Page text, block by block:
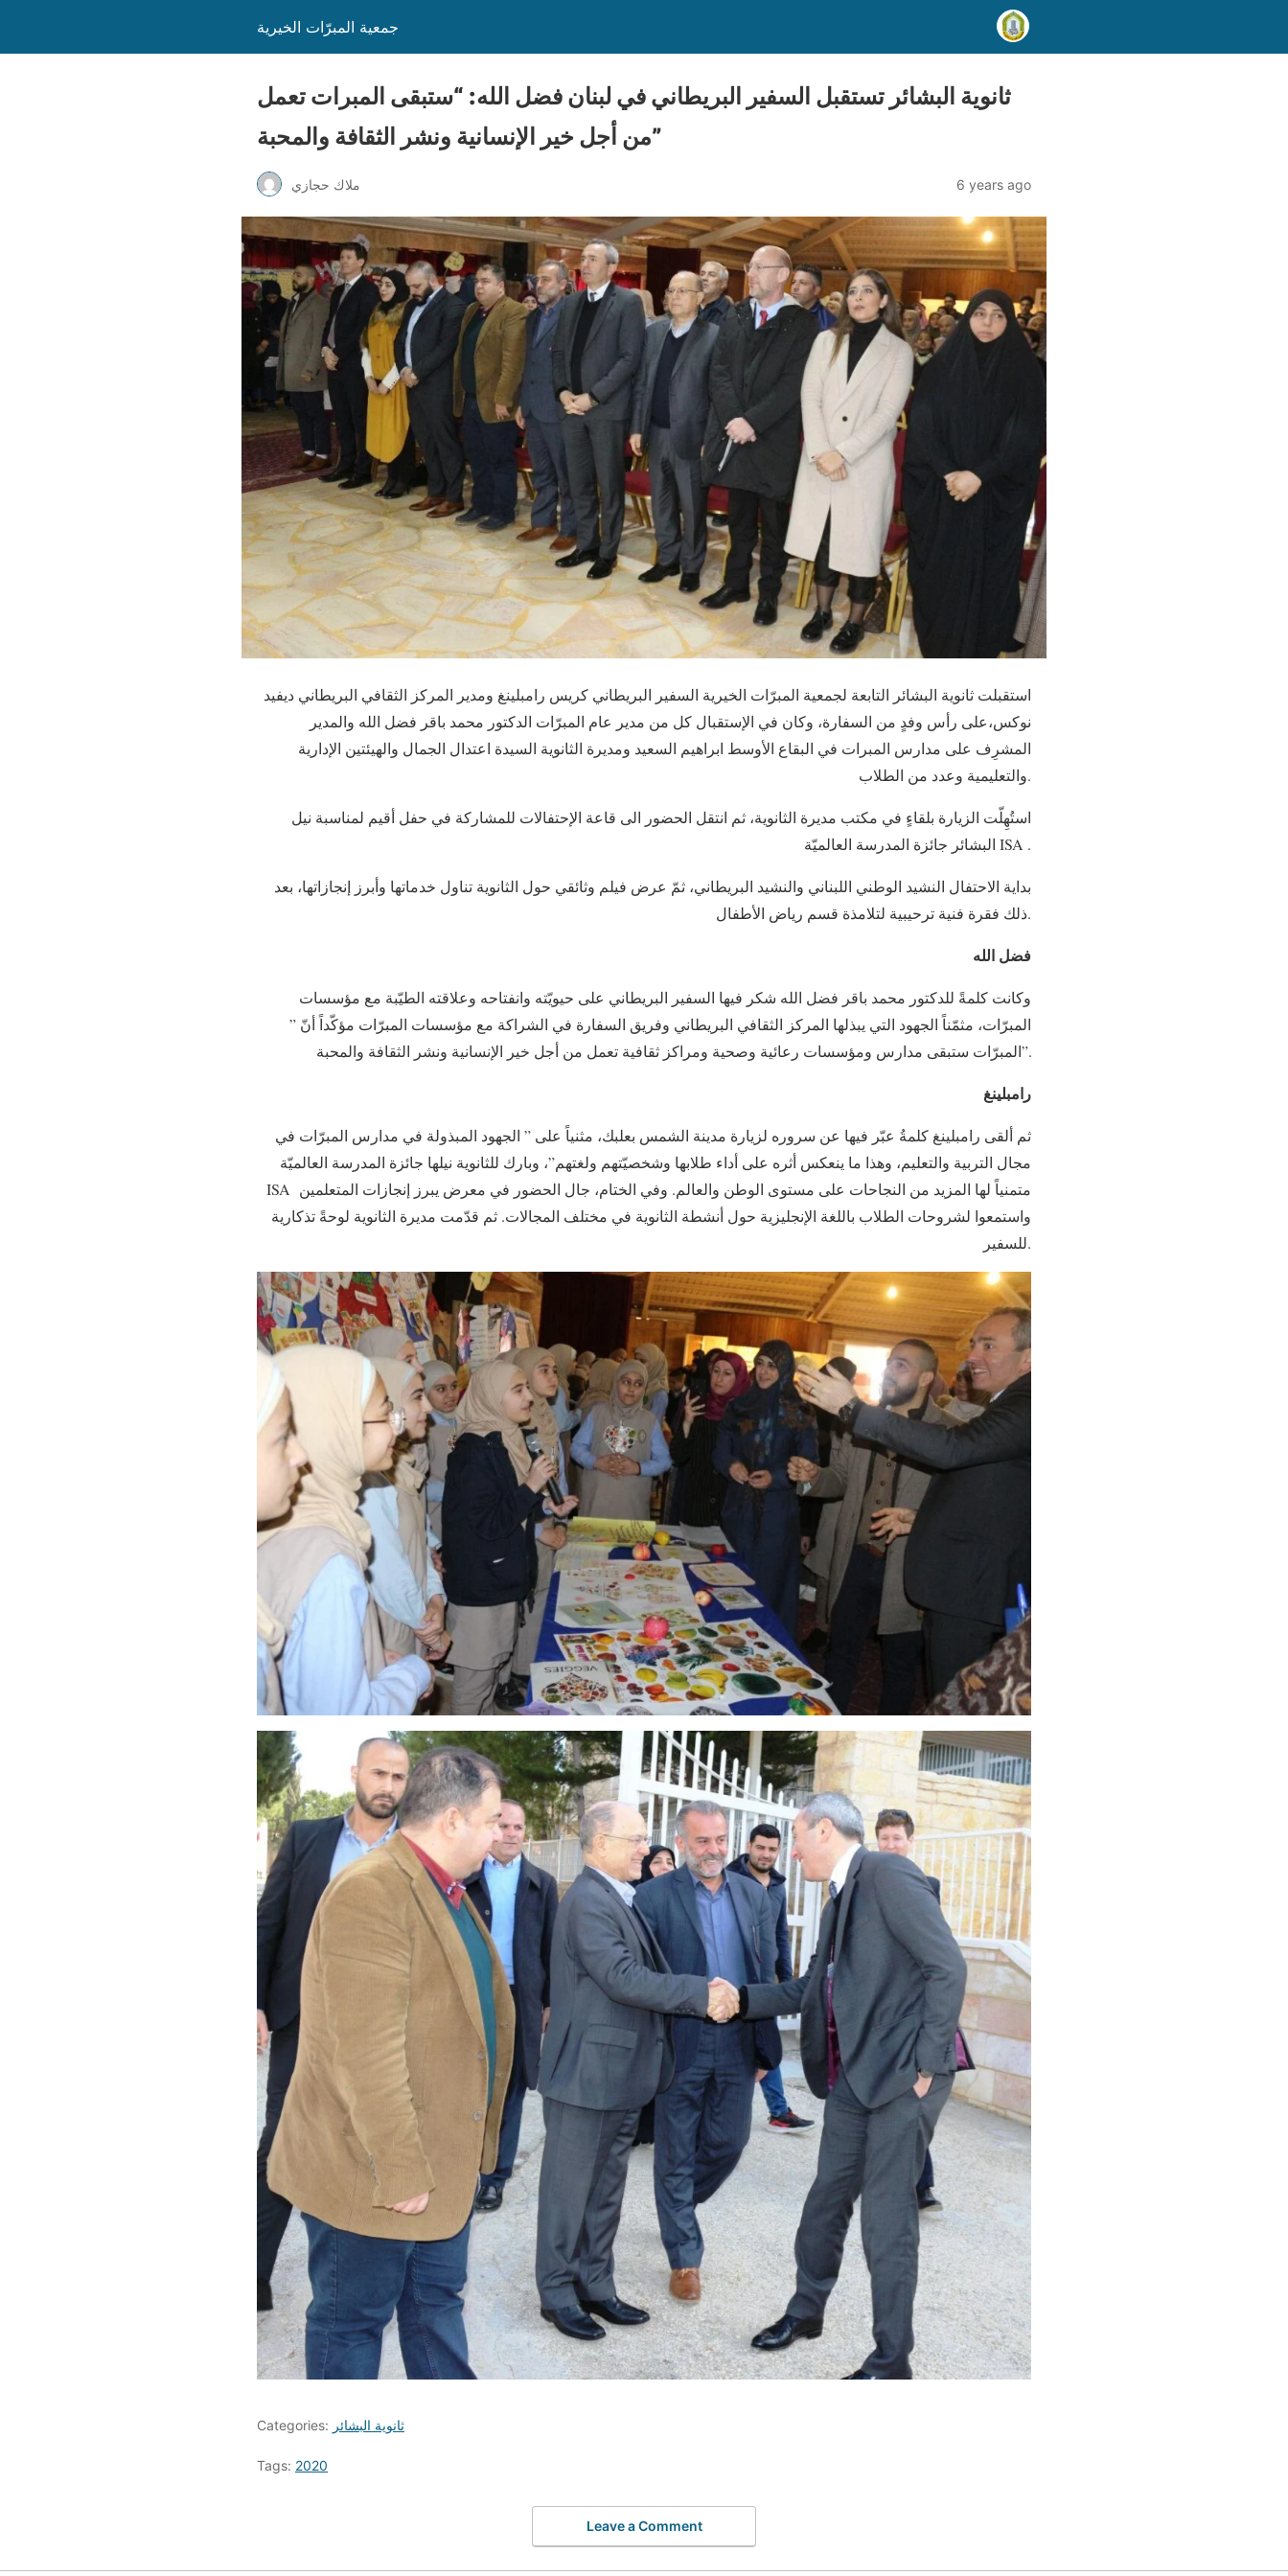
جمعية المبرّات الخيرية
ثانوية البشائر تستقبل السفير البريطاني في لبنان فضل الله: “ستبقى المبرات تعمل
من أجل خير الإنسانية ونشر الثقافة والمحبة”
ملاك حجازي 6 years ago
استقبلت ثانوية البشائر التابعة لجمعية المبرّات الخيرية السفير البريطاني كريس رامبلينغ ومدير المركز الثقافي البريطاني ديفيد
نوكس،على رأس وفدٍ من السفارة، وكان في الإستقبال كل من مدير عام المبرّات الدكتور محمد باقر فضل الله والمدير
المشرِف على مدارس المبرات في البقاع الأوسط ابراهيم السعيد ومديرة الثانوية السيدة اعتدال الجمال والهيئتين الإدارية
والتعليمية وعدد من الطلاب.
استُهِلّت الزيارة بلقاءٍ في مكتب مديرة الثانوية، ثم انتقل الحضور الى قاعة الإحتفالات للمشاركة في حفل أقيم لمناسبة نيل
البشائر جائزة المدرسة العالميّة ISA .
بداية الاحتفال النشيد الوطني اللبناني والنشيد البريطاني، ثمّ عرض فيلم وثائقي حول الثانوية تناول خدماتها وأبرز إنجازاتها، بعد
ذلك فقرة فنية ترحيبية لتلامذة قسم رياض الأطفال.
فضل الله
وكانت كلمةً للدكتور محمد باقر فضل الله شكر فيها السفير البريطاني على حيويّته وانفتاحه وعلاقته الطيّبة مع مؤسسات
المبرّات، مثمّناً الجهود التي يبذلها المركز الثقافي البريطاني وفريق السفارة في الشراكة مع مؤسسات المبرّات مؤكّداً أنّ ”
المبرّات ستبقى مدارس ومؤسسات رعائية وصحية ومراكز ثقافية تعمل من أجل خير الإنسانية ونشر الثقافة والمحبة”.
رامبلينغ
ثم ألقى رامبلينغ كلمةُ عبّر فيها عن سروره لزيارة مدينة الشمس بعلبك، مثنياً على ” الجهود المبذولة في مدارس المبرّات في
مجال التربية والتعليم، وهذا ما ينعكس أثره على أداء طلابها وشخصيّتهم ولغتهم”، وبارك للثانوية نيلها جائزة المدرسة العالميّة
ISA متمنياً لها المزيد من النجاحات على مستوى الوطن والعالم. وفي الختام، جال الحضور في معرض يبرز إنجازات المتعلمين
واستمعوا لشروحات الطلاب باللغة الإنجليزية حول أنشطة الثانوية في مختلف المجالات. ثم قدّمت مديرة الثانوية لوحةً تذكارية
للسفير.
Categories: ثانوية البشائر
Tags: 2020
Leave a Comment